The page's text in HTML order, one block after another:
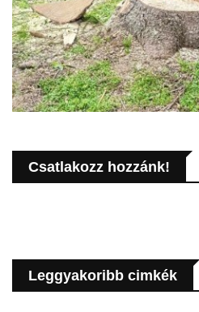
Csatlakozz hozzánk!
Leggyakoribb cimkék